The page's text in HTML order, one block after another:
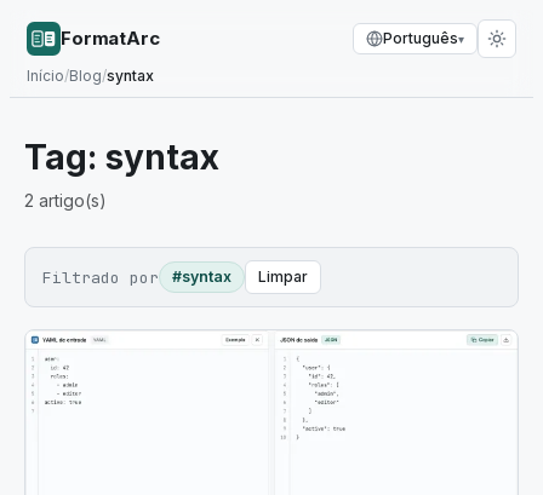
FormatArc
Início/Blog/syntax
Português▾
Tag: syntax
2 artigo(s)
Filtrado por #syntax Limpar